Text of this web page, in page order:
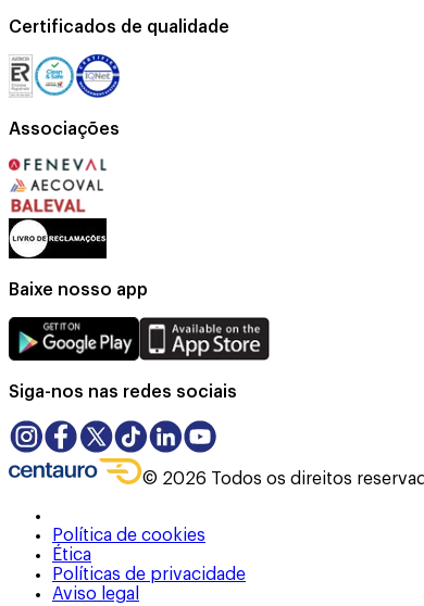
Certificados de qualidade
Associações
Baixe nosso app
Siga-nos nas redes sociais
© 2026 Todos os direitos
Política de cookies
Ética
Políticas de privacidade
Aviso legal